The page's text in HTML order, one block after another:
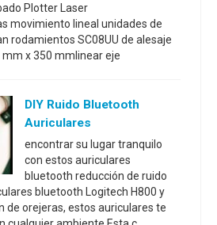
Plotter Laser
movimiento lineal unidades de
rodamientos SC08UU de alesaje
x 350 mmlinear eje
DIY Ruido Bluetooth
Auriculares
encontrar su lugar tranquilo
con estos auriculares
bluetooth reducción de ruido
bluetooth Logitech H800 y
de orejeras, estos auriculares te